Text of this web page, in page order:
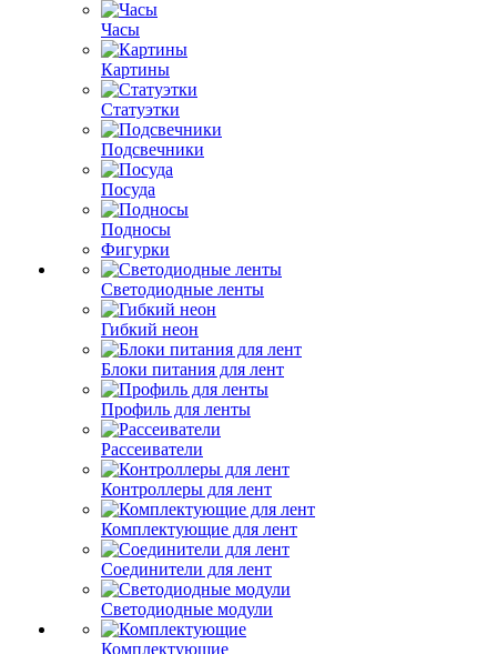
Часы
Картины
Статуэтки
Подсвечники
Посуда
Подносы
Фигурки
Светодиодные ленты
Гибкий неон
Блоки питания для лент
Профиль для ленты
Рассеиватели
Контроллеры для лент
Комплектующие для лент
Соединители для лент
Светодиодные модули
Комплектующие